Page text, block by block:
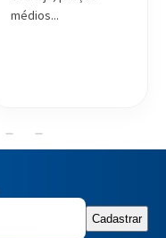
médios...
Cadastrar